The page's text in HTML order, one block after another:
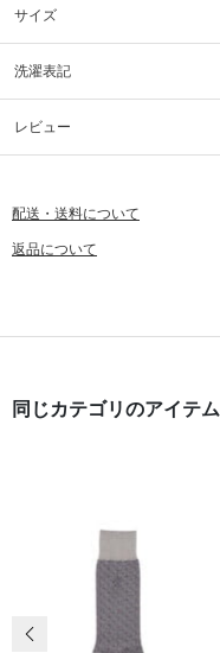
サイズ
洗濯表記
レビュー
配送・送料について
返品について
同じカテゴリのアイテム
前の画像